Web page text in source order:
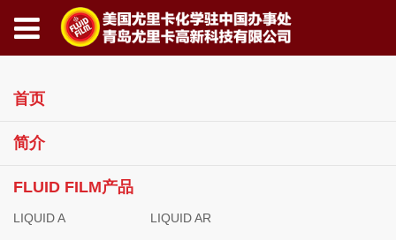
首页
简介
FLUID FILM产品
LIQUID A LIQUID AR